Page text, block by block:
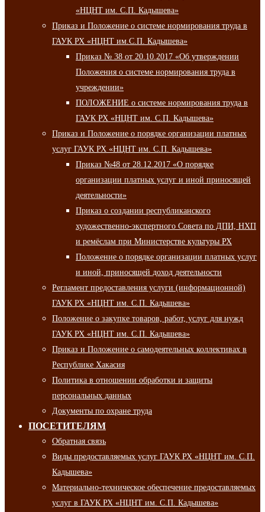
«НЦНТ им. С.П. Кадышева»
Приказ и Положение о системе нормирования труда в
ГАУК РХ «НЦНТ им.С.П. Кадышева»
Приказ № 38 от 20.10.2017 «Об утверждении
Положения о системе нормирования труда в
учреждении»
ПОЛОЖЕНИЕ о системе нормирования труда в
ГАУК РХ «НЦНТ им. С.П. Кадышева»
Приказ и Положение о порядке организации платных
услуг ГАУК РХ «НЦНТ им. С.П. Кадышева»
Приказ №48 от 28.12.2017 «О порядке
организации платных услуг и иной приносящей
деятельности»
Приказ о создании республиканского
художественно-экспертного Совета по ДПИ, НХП
и ремёслам при Министерстве культуры РХ
Положение о порядке организации платных услуг
и иной, приносящей доход деятельности
Регламент предоставления услуги (информационной)
ГАУК РХ «НЦНТ им. С.П. Кадышева»
Положение о закупке товаров, работ, услуг для нужд
ГАУК РХ «НЦНТ им. С.П. Кадышева»
Приказ и Положение о самодеятельных коллективах в
Республике Хакасия
Политика в отношении обработки и защиты
персональных данных
Документы по охране труда
ПОСЕТИТЕЛЯМ
Обратная связь
Виды предоставляемых услуг ГАУК РХ «НЦНТ им. С.П.
Кадышева»
Материально-техническое обеспечение предоставляемых
услуг в ГАУК РХ «НЦНТ им. С.П. Кадышева»